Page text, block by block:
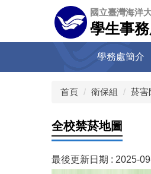
容
國立臺灣海洋
學生事
學務處簡介
首頁 衛保組 菸害
全校禁菸地圖
最後更新日期 : 2025-